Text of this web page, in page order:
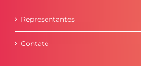
Representantes
Contato